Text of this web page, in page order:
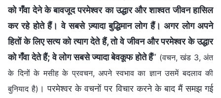
को गँवा देने के बावजूद परमेश्वर का उद्धार और शाश्‍वत जीवन हासिल
कर रहे होते हैं। वे सबसे ज्‍़यादा बुद्धिमान लोग हैं। अगर लोग अपने
हितों के लिए सत्‍य को त्‍याग देते हैं, तो वे जीवन और परमेश्वर के उद्धार
को गँवा देते हैं; वे लोग सबसे ज्‍यादा बेवकूफ होते हैं” (वचन, खंड 3, अंत
के दिनों के मसीह के प्रवचन, अपने स्‍वभाव का ज्ञान उसमें बदलाव की
बुनियाद है) । परमेश्वर के वचनों पर विचार करने के बाद मैं समझ गई